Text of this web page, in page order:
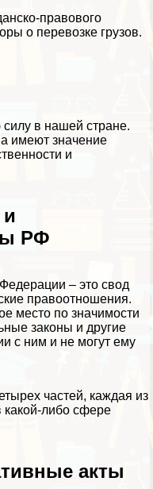
правового
о перевозке грузов.
в нашей стране.
имеют значение
и
и
РФ
– это свод
правоотношения.
место по значимости
законы и другие
с ним и не могут ему
частей, каждая из
какой-либо сфере
акты